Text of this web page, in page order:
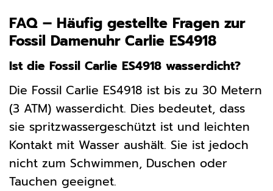
FAQ – Häufig gestellte Fragen zur
Fossil Damenuhr Carlie ES4918
Ist die Fossil Carlie ES4918 wasserdicht?
Die Fossil Carlie ES4918 ist bis zu 30 Metern
(3 ATM) wasserdicht. Dies bedeutet, dass
sie spritzwassergeschützt ist und leichten
Kontakt mit Wasser aushält. Sie ist jedoch
nicht zum Schwimmen, Duschen oder
Tauchen geeignet.